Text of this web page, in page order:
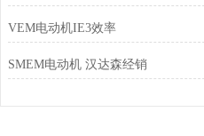
VEM电动机IE3效率
SMEM电动机 汉达森经销